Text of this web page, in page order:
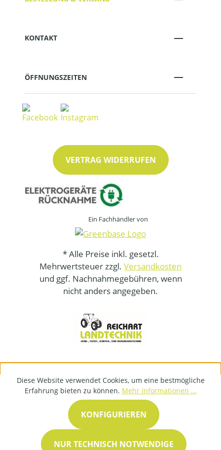
KONTAKT
ÖFFNUNGSZEITEN
VERTRAG WIDERRUFEN
Ein Fachhändler von
* Alle Preise inkl. gesetzl.
Mehrwertsteuer zzgl. Versandkosten
und ggf. Nachnahmegebühren, wenn
nicht anders angegeben.
Diese Website verwendet Cookies, um eine bestmögliche
Erfahrung bieten zu können. Mehr Informationen ...
NUR TECHNISCH NOTWENDIGE
KONFIGURIEREN